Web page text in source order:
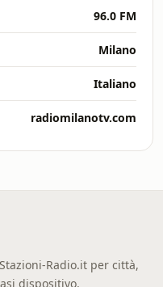
96.0 FM
Milano
Italiano
radiomilanotv.com
Radio.it per città,
dispositivo.